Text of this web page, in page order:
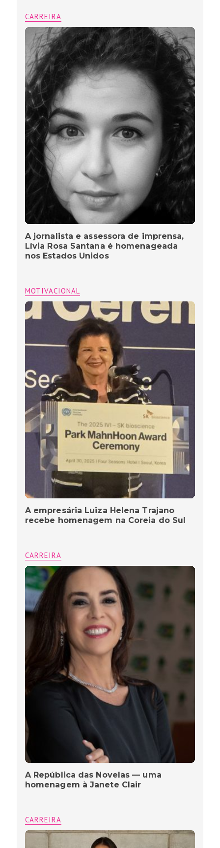
CARREIRA
A jornalista e assessora de imprensa,
Lívia Rosa Santana é homenageada
nos Estados Unidos
MOTIVACIONAL
A empresária Luiza Helena Trajano
recebe homenagem na Coreia do Sul
CARREIRA
A República das Novelas — uma
homenagem à Janete Clair
CARREIRA